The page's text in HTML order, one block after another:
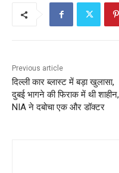
Previous article
दिल्ली कार ब्लास्ट में बड़ा खुलासा,
दुबई भागने की फिराक में थी शाहीन,
NIA ने दबोचा एक और डॉक्टर